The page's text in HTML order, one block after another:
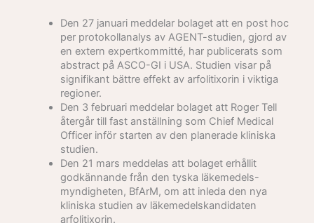
Den 27 januari meddelar bolaget att en post hoc
per protokollanalys av AGENT-studien, gjord av
en extern expertkommitté, har publicerats som
abstract på ASCO-GI i USA. Studien visar på
signifikant bättre effekt av arfolitixorin i viktiga
regioner.
Den 3 februari meddelar bolaget att Roger Tell
återgår till fast anställning som Chief Medical
Officer inför starten av den planerade kliniska
studien.
Den 21 mars meddelas att bolaget erhållit
godkännande från den tyska läkemedels-
myndigheten, BfArM, om att inleda den nya
kliniska studien av läkemedelskandidaten
arfolitixorin.